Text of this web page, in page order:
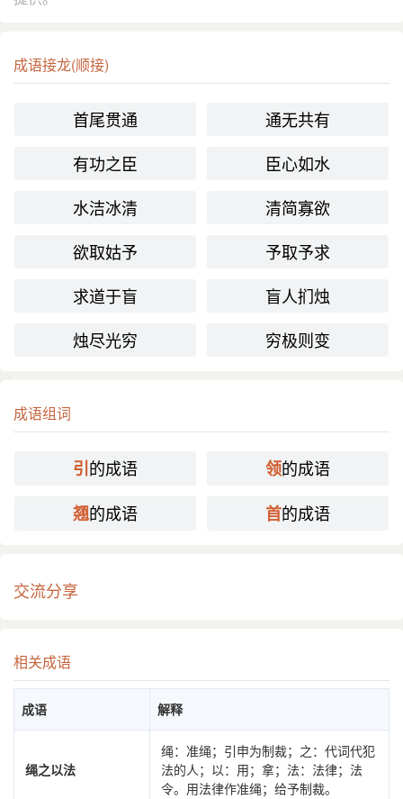
成语接龙(顺接)
首尾贯通
通无共有
有功之臣
臣心如水
水洁冰清
清简寡欲
欲取姑予
予取予求
求道于盲
盲人扪烛
烛尽光穷
穷极则变
成语组词
引 的成语 领的成语
翘的成语 首的成语
交流分享
相关成语
成语 解释
绳之以法
绳：准绳；引申为制裁；之：代词代犯
法的人；以：用；拿；法：法律；法
令。用法律作准绳；给予制裁。